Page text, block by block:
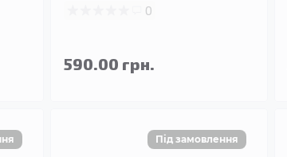
0
590.00 грн.